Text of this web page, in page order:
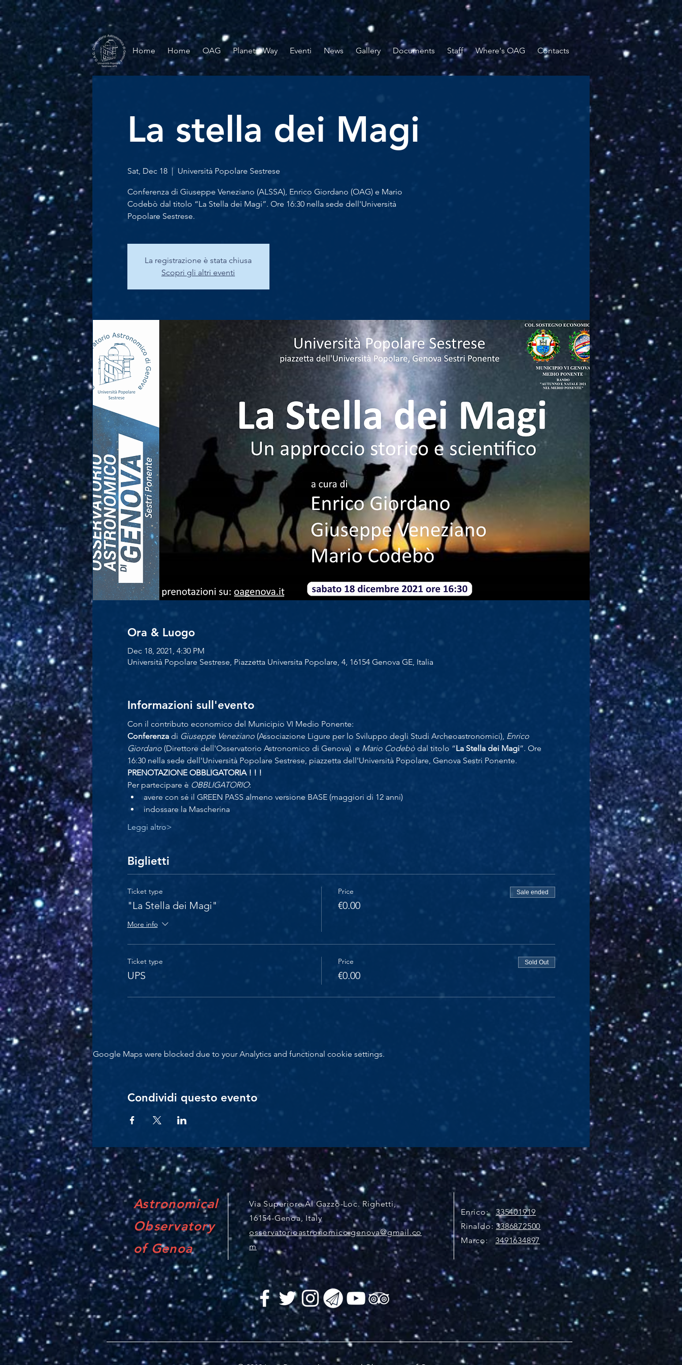
Home Home OAG Planets' Way Eventi News Gallery Documents Staff Where's OAG Contacts
La stella dei Magi
Sat, Dec 18
  |
Università Popolare Sestrese
Conferenza di Giuseppe Veneziano (ALSSA), Enrico Giordano (OAG) e Mario
Codebò dal titolo “La Stella dei Magi”. Ore 16:30 nella sede dell'Università
Popolare Sestrese.
La registrazione è stata chiusa
Scopri gli altri eventi
Ora & Luogo
Dec 18, 2021, 4:30 PM
Università Popolare Sestrese, Piazzetta Universita Popolare, 4, 16154 Genova GE, Italia
Informazioni sull'evento
Con il contributo economico del Municipio VI Medio Ponente:
Conferenza di Giuseppe Veneziano (Associazione Ligure per lo Sviluppo degli Studi Archeoastronomici), Enrico
Giordano (Direttore dell'Osservatorio Astronomico di Genova)  e Mario Codebò dal titolo “La Stella dei Magi”. Ore
16:30 nella sede dell'Università Popolare Sestrese, piazzetta dell'Università Popolare, Genova Sestri Ponente.
PRENOTAZIONE OBBLIGATORIA ! ! !
Per partecipare è OBBLIGATORIO:
avere con sé il GREEN PASS almeno versione BASE (maggiori di 12 anni)
indossare la Mascherina
Leggi altro>
Biglietti
Ticket type
"La Stella dei Magi"
More info
Price
€0.00
Sale ended
Ticket type
UPS
Price
€0.00
Sold Out
Google Maps were blocked due to your Analytics and functional cookie settings.
Condividi questo evento
Astronomical
Observatory
of Genoa
Via Superiore Al Gazzo-Loc. Righetti,
16154-Genoa, Italy
osservatorioastronomico.genova@gmail.co
m
Enrico: 335401919
Rinaldo:3386872500
Marco:3491634897